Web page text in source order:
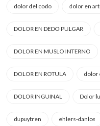
dolor del codo dolor en
DOLOR EN DEDO PULGAR
DOLOR EN MUSLO INTERNO
DOLOR EN ROTULA dolor
DOLOR INGUINAL Dolor
dupuytren ehlers-danlos